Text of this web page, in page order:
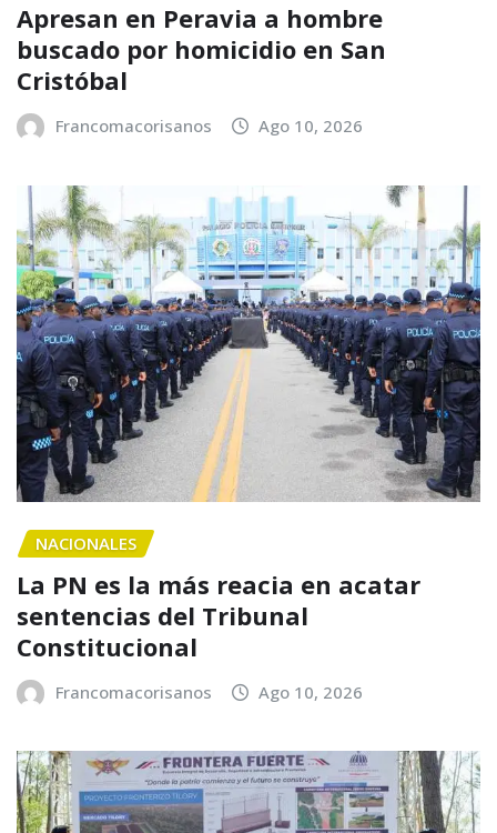
Apresan en Peravia a hombre
buscado por homicidio en San
Cristóbal
Francomacorisanos Ago 10, 2026
NACIONALES
La PN es la más reacia en acatar
sentencias del Tribunal
Constitucional
Francomacorisanos Ago 10, 2026